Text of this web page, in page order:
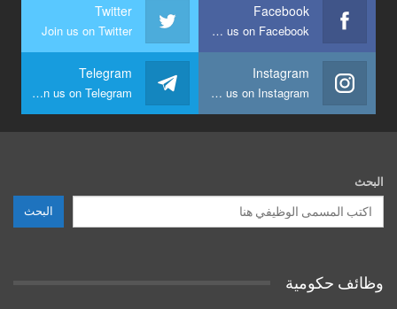
Facebook
Join us on Facebook
Twitter
Join us on Twitter
Instagram
Join us on Instagram
Telegram
Join us on Telegram
البحث
البحث
وظائف حكومية